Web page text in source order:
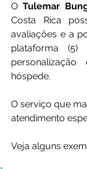
O Tulemar
Costa Rica
avaliações e a
plataforma
hóspede.
O serviço que
atendimento
Veja alguns